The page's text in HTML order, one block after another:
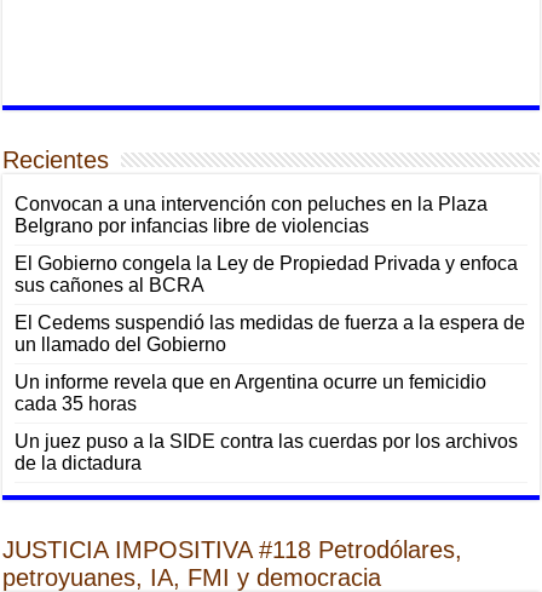
Recientes
Convocan a una intervención con peluches en la Plaza
Belgrano por infancias libre de violencias
El Gobierno congela la Ley de Propiedad Privada y enfoca
sus cañones al BCRA
El Cedems suspendió las medidas de fuerza a la espera de
un llamado del Gobierno
Un informe revela que en Argentina ocurre un femicidio
cada 35 horas
Un juez puso a la SIDE contra las cuerdas por los archivos
de la dictadura
JUSTICIA IMPOSITIVA #118 Petrodólares,
petroyuanes, IA, FMI y democracia